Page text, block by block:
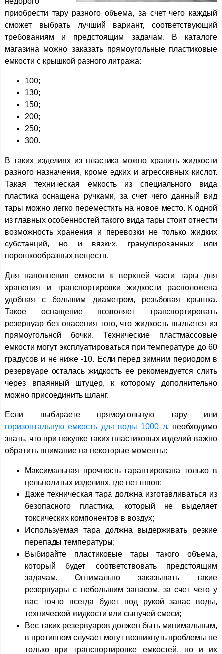
приобрести тару разного объема, за счет чего каждый
сможет выбрать лучший вариант, соответствующий
требованиям и предстоящим задачам. В каталоге
магазина можно заказать прямоугольные пластиковые
емкости с крышкой разного литража:
100;
130;
150;
200;
250;
300.
В таких изделиях из пластика можно хранить жидкости
разного назначения, кроме едких и агрессивных кислот.
Такая техническая емкость из специального вида
пластика оснащена ручками, за счет чего данный вид
тары можно легко переместить на новое место. К одной
из главных особенностей такого вида тары стоит отнести
возможность хранения и перевозки не только жидких
субстанций, но и вязких, гранулированных или
порошкообразных веществ.
Для наполнения емкости в верхней части тары для
хранения и транспортировки жидкости расположена
удобная с большим диаметром, резьбовая крышка.
Такое оснащение позволяет транспортировать
резервуар без опасения того, что жидкость выльется из
прямоугольной бочки. Технические пластмассовые
емкости могут эксплуатироваться при температуре до 60
градусов и не ниже -10. Если перед зимним периодом в
резервуаре осталась жидкость ее рекомендуется слить
через впаянный штуцер, к которому дополнительно
можно присоединить шланг.
Если выбираете прямоугольную тару или
горизонтальную емкость для воды 1000 л, необходимо
знать, что при покупке таких пластиковых изделий важно
обратить внимание на некоторые моменты:
Максимальная прочность гарантирована только в
цельнолитых изделиях, где нет швов;
Даже техническая тара должна изготавливаться из
безопасного пластика, который не выделяет
токсических компонентов в воздух;
Используемая тара должна выдерживать резкие
перепады температуры;
Выбирайте пластиковые тары такого объема,
который будет соответствовать предстоящим
задачам. Оптимально заказывать такие
резервуары с небольшим запасом, за счет чего у
вас точно всегда будет под рукой запас воды,
технической жидкости или сыпучей смеси;
Вес таких резервуаров должен быть минимальным,
в противном случает могут возникнуть проблемы не
только при транспортировке емкостей, но и их